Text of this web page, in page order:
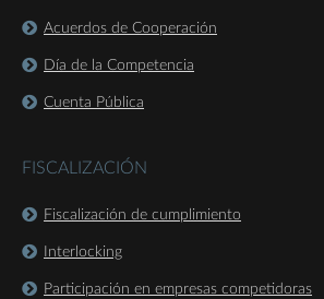
Acuerdos de Cooperación
Día de la Competencia
Cuenta Pública
FISCALIZACIÓN
Fiscalización de cumplimiento
Interlocking
Participación en empresas competidoras